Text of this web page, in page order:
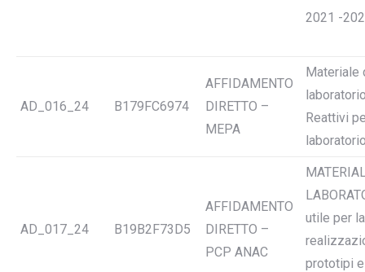
2021 -
AD_016_24 B179FC6974
AFFIDAMENTO
DIRETTO –
MEPA
Materiale
Reattivi
AD_017_24 B19B2F73D5
AFFIDAMENTO
DIRETTO –
PCP ANAC
utile per la
prototipi e